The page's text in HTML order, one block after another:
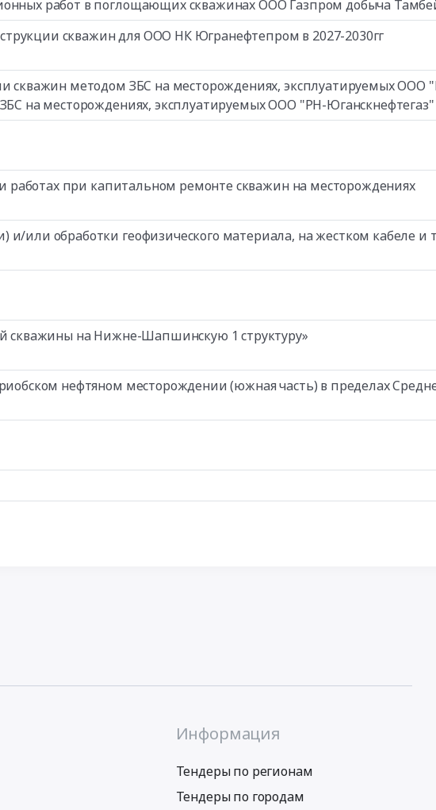
работ в поглощающих скважинах ООО Газпром добыча
скважин для ООО НК Югранефтепром в 2027-2030гг
скважин методом ЗБС на месторождениях, эксплуатируемых ООО
на месторождениях, эксплуатируемых ООО "РН-Юганскнефтегаз"
работах при капитальном ремонте скважин на месторождениях
обработки геофизического материала, на жестком кабеле и
скважины на Нижне-Шапшинскую 1 структуру»
нефтяном месторождении (южная часть) в пределах
Информация
Тендеры по регионам
Тендеры по городам